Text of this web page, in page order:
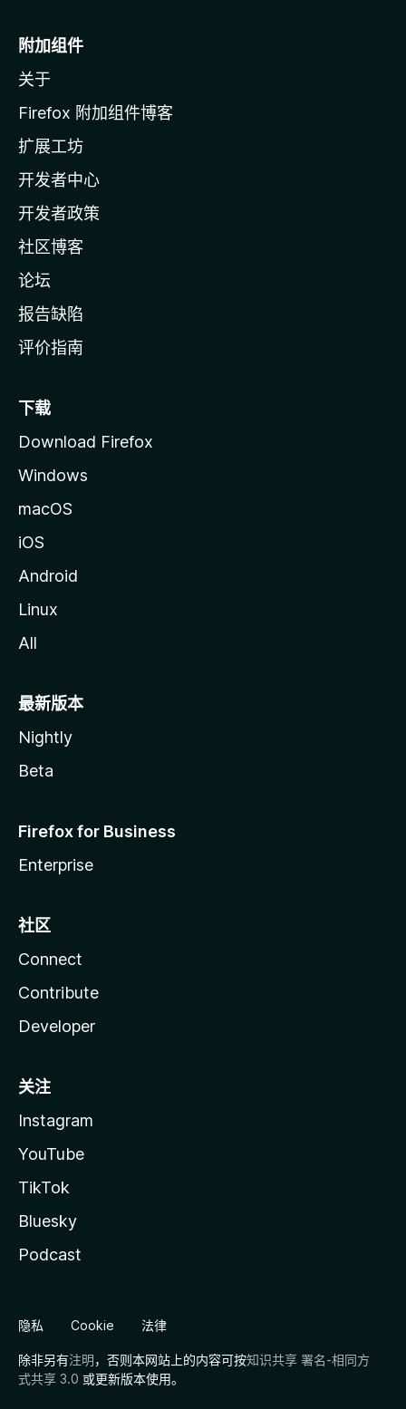
o
i
l
a
主
页
附加组件
关于
Firefox 附加组件博客
扩展工坊
开发者中心
开发者政策
社区博客
论坛
报告缺陷
评价指南
下载
Download Firefox
Windows
macOS
iOS
Android
Linux
All
最新版本
Nightly
Beta
Firefox for Business
Enterprise
社区
Connect
Contribute
Developer
关注
Instagram
YouTube
TikTok
Bluesky
Podcast
隐私 Cookie 法律
除非另有注明，否则本网站上的内容可按知识共享 署名-相同方
式共享 3.0 或更新版本使用。